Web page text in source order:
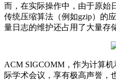
而，在实际操作中，由于原始
传统压缩算法（例如gzip）的
量日志的维护还占用了大量存
ACM SIGCOMM，作为计算
际学术会议，享有极高声誉，